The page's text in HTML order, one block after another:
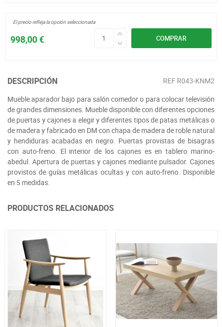
COMPRAR
998,00 €
El precio refleja la opción seleccionada
DESCRIPCIÓN REF R043-KNM2
Mueble aparador bajo para salón comedor o para colocar televisión
de grandes dimensiones. Mueble disponible con diferentes opciones
de puertas y cajones a elegir y diferentes tipos de patas metálicas o
de madera y fabricado en DM con chapa de madera de roble natural
y hendiduras acabadas en negro. Puertas provistas de bisagras
con auto-freno. El interior de los cajones es en tablero marino-
abedul. Apertura de puertas y cajones mediante pulsador. Cajones
provistos de guías metálicas ocultas y con auto-freno. Disponible
en 5 medidas.
PRODUCTOS RELACIONADOS